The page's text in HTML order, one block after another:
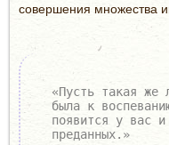
совершения множества
«Пусть такая же
была к
появится у вас
преданных.»